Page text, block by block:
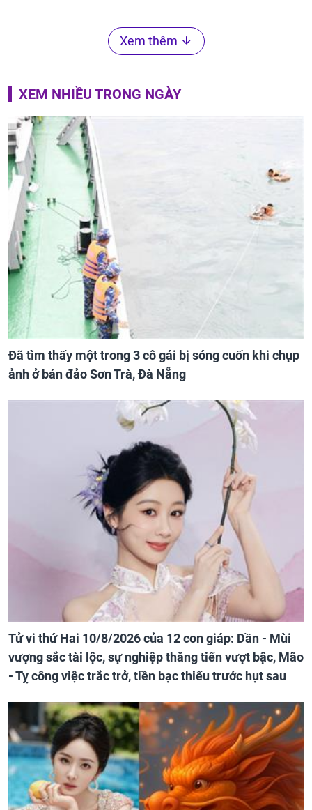
Xem thêm
XEM NHIỀU TRONG NGÀY
Đã tìm thấy một trong 3 cô gái bị sóng cuốn khi chụp
ảnh ở bán đảo Sơn Trà, Đà Nẵng
Tử vi thứ Hai 10/8/2026 của 12 con giáp: Dần - Mùi
vượng sắc tài lộc, sự nghiệp thăng tiến vượt bậc, Mão
- Tỵ công việc trắc trở, tiền bạc thiếu trước hụt sau